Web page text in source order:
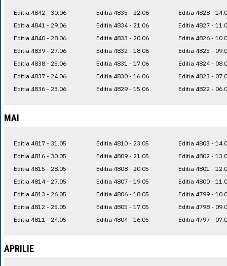
Editia 4842 - 30.06
Editia 4841 - 29.06
Editia 4840 - 28.06
Editia 4839 - 27.06
Editia 4838 - 25.06
Editia 4837 - 24.06
Editia 4836 - 23.06
Editia 4835 - 22.06
Editia 4834 - 21.06
Editia 4833 - 20.06
Editia 4832 - 18.06
Editia 4831 - 17.06
Editia 4830 - 16.06
Editia 4829 - 15.06
Editia 4828 -
Editia 4827 -
Editia 4826 -
Editia 4825 -
Editia 4824 -
Editia 4823 -
Editia 4822 -
MAI
Editia 4817 - 31.05
Editia 4816 - 30.05
Editia 4815 - 28.05
Editia 4814 - 27.05
Editia 4813 - 26.05
Editia 4812 - 25.05
Editia 4811 - 24.05
Editia 4810 - 23.05
Editia 4809 - 21.05
Editia 4808 - 20.05
Editia 4807 - 19.05
Editia 4806 - 18.05
Editia 4805 - 17.05
Editia 4804 - 16.05
Editia 4803 -
Editia 4802 -
Editia 4801 -
Editia 4800 -
Editia 4799 -
Editia 4798 -
Editia 4797 -
APRILIE